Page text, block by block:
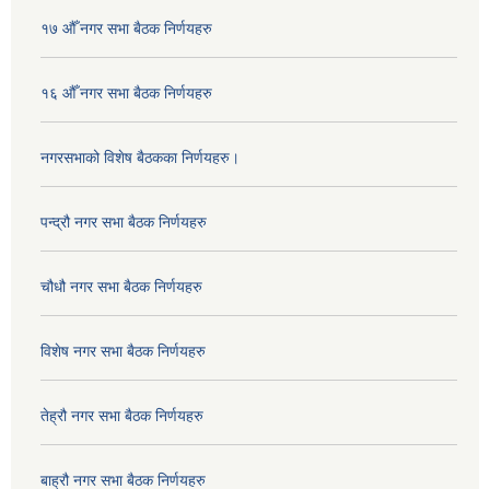
१७ औँ नगर सभा बैठक निर्णयहरु
१६ औँ नगर सभा बैठक निर्णयहरु
नगरसभाको विशेष बैठकका निर्णयहरु।
पन्द्रौ नगर सभा बैठक निर्णयहरु
चौधौ नगर सभा बैठक निर्णयहरु
विशेष नगर सभा बैठक निर्णयहरु
तेह्रौ नगर सभा बैठक निर्णयहरु
बाह्रौ नगर सभा बैठक निर्णयहरु